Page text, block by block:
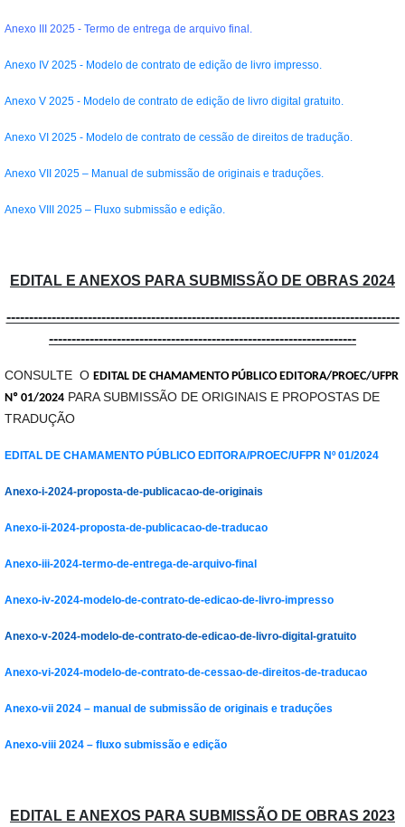
Anexo III 2025 - Termo de entrega de arquivo final.
Anexo IV 2025 - Modelo de contrato de edição de livro impresso.
Anexo V 2025 - Modelo de contrato de edição de livro digital gratuito.
Anexo VI 2025 - Modelo de contrato de cessão de direitos de tradução.
Anexo VII 2025 – Manual de submissão de originais e traduções.
Anexo VIII 2025 – Fluxo submissão e edição.
EDITAL E ANEXOS PARA SUBMISSÃO DE OBRAS 2024
---------------------------------------------------------------------------------------
--------------------------------------------------------------------
CONSULTE O EDITAL DE CHAMAMENTO PÚBLICO EDITORA/PROEC/UFPR
Nº 01/2024 PARA SUBMISSÃO DE ORIGINAIS E PROPOSTAS DE
TRADUÇÃO
EDITAL DE CHAMAMENTO PÚBLICO EDITORA/PROEC/UFPR Nº 01/2024
Anexo-i-2024-proposta-de-publicacao-de-originais
Anexo-ii-2024-proposta-de-publicacao-de-traducao
Anexo-iii-2024-termo-de-entrega-de-arquivo-final
Anexo-iv-2024-modelo-de-contrato-de-edicao-de-livro-impresso
Anexo-v-2024-modelo-de-contrato-de-edicao-de-livro-digital-gratuito
Anexo-vi-2024-modelo-de-contrato-de-cessao-de-direitos-de-traducao
Anexo-vii 2024 – manual de submissão de originais e traduções
Anexo-viii 2024 – fluxo submissão e edição
EDITAL E ANEXOS PARA SUBMISSÃO DE OBRAS 2023